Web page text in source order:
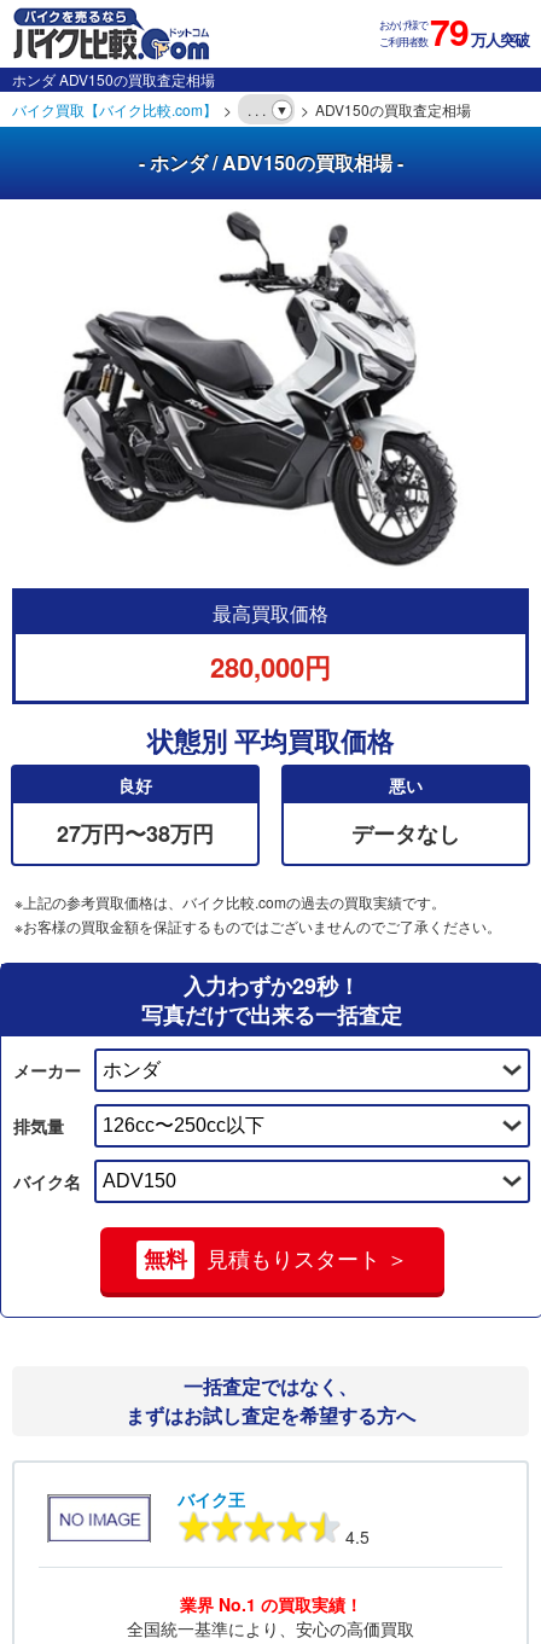
おかげ様で
ご利用者数79万人突破
ホンダ ADV150の買取査定相場
バイク買取【バイク比較.com】
. . . ADV150の買取査定相場
- ホンダ / ADV150の買取相場 -
最高買取価格
280,000円
状態別 平均買取価格
良好
27万円〜38万円
悪い
データなし
※上記の参考買取価格は、バイク比較.comの過去の買取実績です。
※お客様の買取金額を保証するものではございませんのでご了承ください。
入力わずか29秒！
写真だけで出来る一括査定
メーカー
排気量
バイク名
無料 見積もりスタート ＞
一括査定ではなく、
まずはお試し査定を希望する方へ
バイク王
4.5
業界 No.1 の買取実績！
全国統一基準により、安心の高価買取